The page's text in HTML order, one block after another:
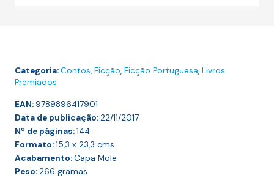
Categoria:Contos, Ficção, Ficção Portuguesa, Livros
Premiados
EAN:9789896417901
Data de publicação:22/11/2017
Nº de páginas:144
Formato:15,3 x 23,3 cms
Acabamento:Capa Mole
Peso:266 gramas